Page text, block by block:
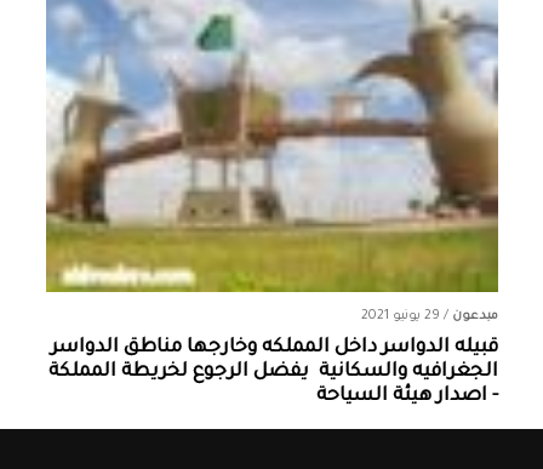
مبدعون / 29 يونيو 2021
قبيله الدواسر داخل المملكه وخارجها ‏مناطق الدواسر
الجغرافيه والسكانية ‏ يفضل الرجوع لخريطة المملكة
- اصدار هيئة السياحة